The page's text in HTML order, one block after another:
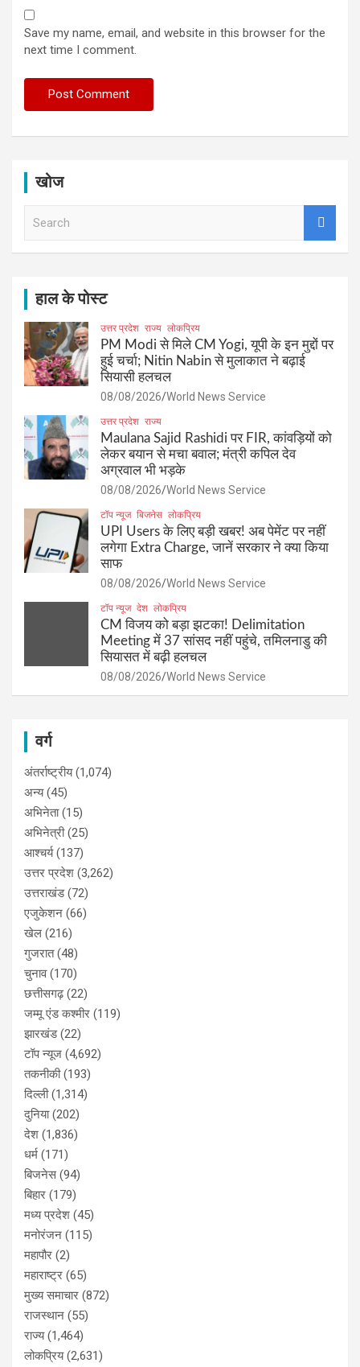
Save my name, email, and website in this browser for the
next time I comment.
खोज
हाल के पोस्ट
उत्तर प्रदेश राज्य लोकप्रिय
PM Modi से मिले CM Yogi, यूपी के इन मुद्दों पर
हुई चर्चा; Nitin Nabin से मुलाकात ने बढ़ाई
सियासी हलचल
08/08/2026 World News Service
उत्तर प्रदेश राज्य
Maulana Sajid Rashidi पर FIR, कांवड़ियों को
लेकर बयान से मचा बवाल; मंत्री कपिल देव
अग्रवाल भी भड़के
08/08/2026 World News Service
टॉप न्यूज बिजनेस लोकप्रिय
UPI Users के लिए बड़ी खबर! अब पेमेंट पर नहीं
लगेगा Extra Charge, जानें सरकार ने क्या किया
साफ
08/08/2026 World News Service
टॉप न्यूज देश लोकप्रिय
CM विजय को बड़ा झटका! Delimitation
Meeting में 37 सांसद नहीं पहुंचे, तमिलनाडु की
सियासत में बढ़ी हलचल
08/08/2026 World News Service
वर्ग
अंतर्राष्ट्रीय(1,074)
अन्य(45)
अभिनेता(15)
अभिनेत्री(25)
आश्चर्य(137)
उत्तर प्रदेश (3,262)
उत्तराखंड(72)
एजुकेशन (66)
खेल (216)
गुजरात(48)
चुनाव(170)
छत्तीसगढ़(22)
जम्मू एंड कश्मीर (119)
झारखंड(22)
टॉप न्यूज (4,692)
तकनीकी(193)
दिल्ली(1,314)
दुनिया(202)
देश (1,836)
धर्म (171)
बिजनेस(94)
बिहार (179)
मध्य प्रदेश (45)
मनोरंजन (115)
महापौर (2)
महाराष्ट्र (65)
मुख्य समाचार (872)
राजस्थान (55)
राज्य(1,464)
लोकप्रिय(2,631)